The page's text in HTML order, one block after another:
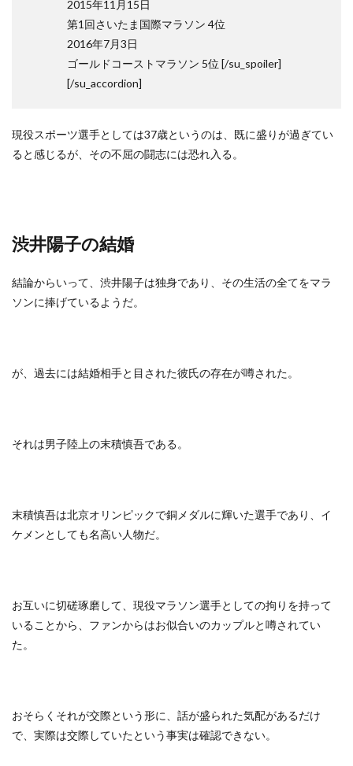
2015年11月15日
第1回さいたま国際マラソン 4位
2016年7月3日
ゴールドコーストマラソン 5位 [/su_spoiler]
[/su_accordion]
現役スポーツ選手としては37歳というのは、既に盛りが過ぎてい
ると感じるが、その不屈の闘志には恐れ入る。
渋井陽子の結婚
結論からいって、渋井陽子は独身であり、その生活の全てをマラ
ソンに捧げているようだ。
が、過去には結婚相手と目された彼氏の存在が噂された。
それは男子陸上の末積慎吾である。
末積慎吾は北京オリンピックで銅メダルに輝いた選手であり、イ
ケメンとしても名高い人物だ。
お互いに切磋琢磨して、現役マラソン選手としての拘りを持って
いることから、ファンからはお似合いのカップルと噂されてい
た。
おそらくそれが交際という形に、話が盛られた気配があるだけ
で、実際は交際していたという事実は確認できない。